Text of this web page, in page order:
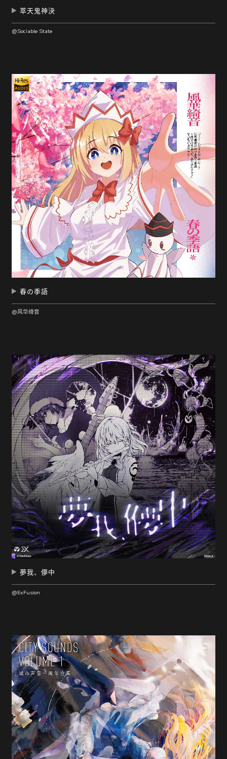
萃天鬼神決
@Sociable State
春の季語
@风华绮音
夢我、儚中
@ExFusion